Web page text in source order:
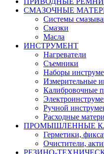
СМАЗОЧНЫЕ
Системы
Смазки
Масла
ИНСТРУМЕНТ
Нагреватели
Съемники
Наборы
Измерительные
Калибровочные
Ручной
Расходные
ПРОМЫШЛЕННЫЕ
Герметики,
Очистители,
РЕЗИНО-